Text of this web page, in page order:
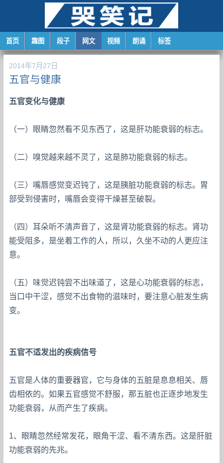
首页 趣图 段子 网文 视频 朗诵 标签
2014年7月27日
五官与健康
五官变化与健康
（一）眼睛忽然看不见东西了，这是肝功能衰弱的标志。
（二）嗅觉越来越不灵了，这是肺功能衰弱的标志。
（三）嘴唇感觉变迟钝了，这是胰脏功能衰弱的标志。胃
部受到侵害时，嘴唇会变得干燥甚至破裂。
（四）耳朵听不清声音了，这是肾功能衰弱的标志。肾功
能受阻多，是坐着工作的人，所以，久坐不动的人更应注
意。
（五）味觉迟钝尝不出味道了，这是心功能衰弱的标志，
当口中干涩，感觉不出食物的滋味时，要注意心脏发生病
变。
五官不适发出的疾病信号
五官是人体的重要器官，它与身体的五脏是息息相关、唇
齿相依的。如果五官感觉不舒服，那五脏也正逐步地发生
功能衰弱，从而产生了疾病。
1、眼睛忽然经常发花，眼角干涩、看不清东西。这是肝脏
功能衰弱的先兆。